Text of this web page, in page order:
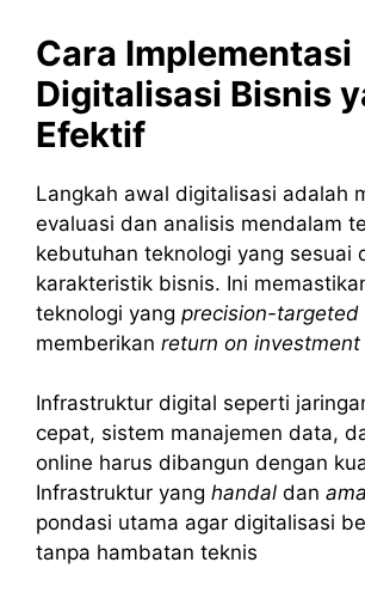
Cara Implementasi
Digitalisasi Bisnis
Efektif
Langkah awal digitalisasi adalah
evaluasi dan analisis mendalam
kebutuhan teknologi yang sesuai
karakteristik bisnis. Ini
teknologi yang precision-targeted
memberikan return on investment
Infrastruktur digital seperti
cepat, sistem manajemen data,
online harus dibangun dengan
Infrastruktur yang handal dan
pondasi utama agar digitalisasi
tanpa hambatan teknis